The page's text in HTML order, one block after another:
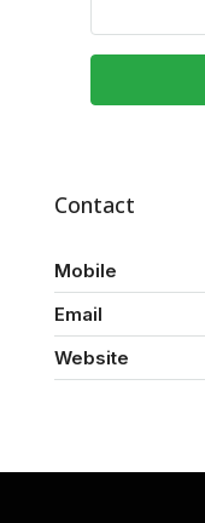
Contact
Mobile
Email
Website